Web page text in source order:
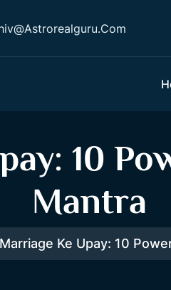
10
Mantra
Ke Upay: 10